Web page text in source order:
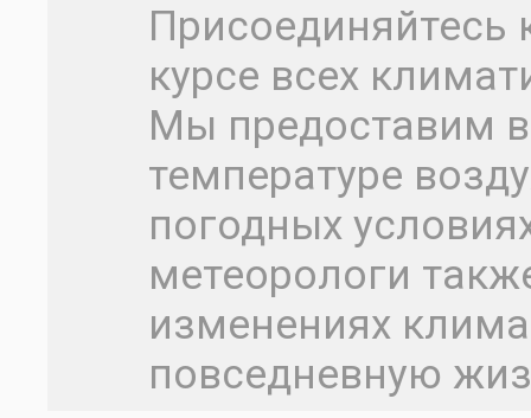
Присоединяйтесь
курсе всех
Мы предоставим
температуре
погодных
метеорологи
изменениях
повседневную